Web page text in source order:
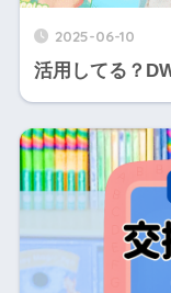
2025-06-10
活用してる？